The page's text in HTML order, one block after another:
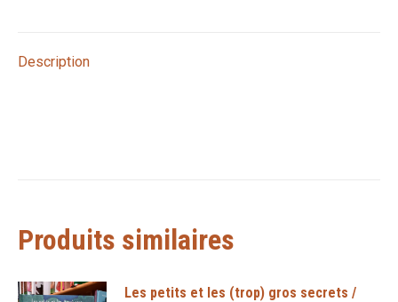
Description
Produits similaires
Les petits et les (trop) gros secrets /